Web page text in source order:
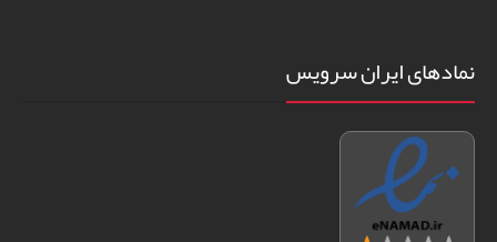
نمادهای ایران سرویس